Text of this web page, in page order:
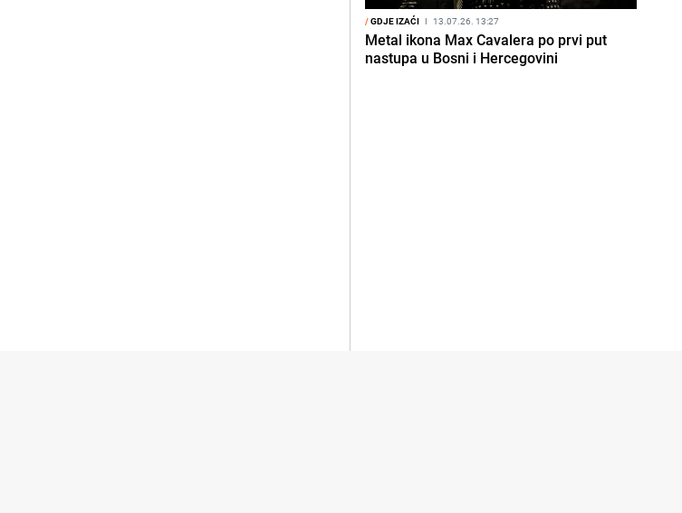
/GDJE IZAĆI I 13.07.26. 13:27
Metal ikona Max Cavalera po prvi put
nastupa u Bosni i Hercegovini